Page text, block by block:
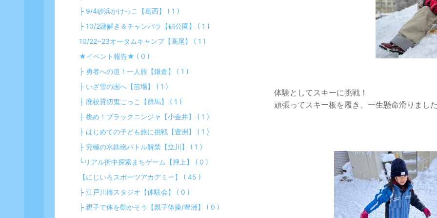
体験としてスキーに挑戦！
頑張ってスキー板を履き、一生懸命滑りまし
├ 9/4砂浜かけっこ【葛西】 ( 1 )
├ 10/2謎解き＆チャンバラ【砧公園】 ( 1 )
10/22~23オータムキャンプ【高尾】 ( 1 )
★イベント報告★ ( 0 )
├ 勇者への道！一人旅【鎌倉】 ( 1 )
├ いざ雪の国へ【苗場】 ( 1 )
├ 廃校貸切鬼ごっこ【群馬】 ( 1 )
├ 挑め！ブラックニンジャ【小金井】 ( 1 )
├ はじめての子ども旅に挑戦【豊洲】 ( 1 )
├ 究極の水鉄砲バトル解禁【立川】 ( 1 )
└リアル街中探索まちゲーム【押上】 ( 0 )
【にじいろスポーツアカデミー】 ( 45 )
├ 江戸川橋スタジオ【体験会】 ( 0 )
├ 親子で体を動かそう【親子体操/豊洲】 ( 0 )